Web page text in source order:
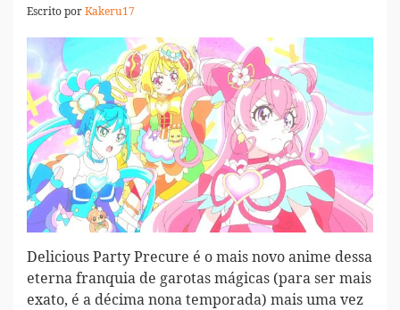
Escrito porKakeru17
Delicious Party Precure é o mais novo anime dessa
eterna franquia de garotas mágicas (para ser mais
exato, é a décima nona temporada) mais uma vez